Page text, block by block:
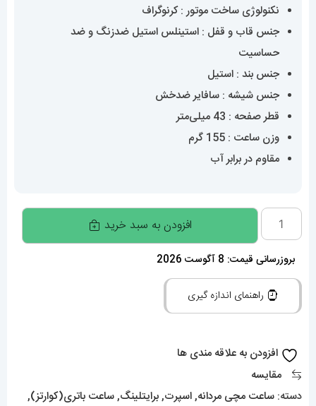
نکنولوژی ساخت موتور : کرنوگراف
جنس قاب و قفل : استینلس استیل ضدزنگ و ضد
حساسیت
جنس بند : استیل
جنس شیشه : سافایر ضدخش
قطر صفحه : 43 میلی‌متر
وزن ساعت : 155 گرم
مقاوم در برابر آب
ساعت
مچی
مردانه
برایتلینگ
کرنوگراف
Breitling
افزودن به سبد خرید
بروزرسانی قیمت: 8 آگوست 2026
راهنمای اندازه گیری
افزودن به علاقه مندی ها
مقایسه
دسته: ساعت مچی مردانه,اسپرت,برایتلینگ,ساعت باتری(کوارتز),